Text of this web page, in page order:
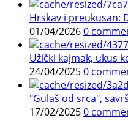
Hrskav i preukusan:
01/04/20260
Užički kajmak, ukus
24/04/20250
"Gulaš od srca",
17/02/20250